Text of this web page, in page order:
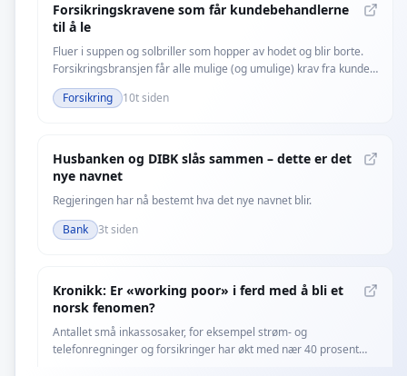
Forsikringskravene som får kundebehandlerne
til å le
Fluer i suppen og solbriller som hopper av hodet og blir borte.
Forsikringsbransjen får alle mulige (og umulige) krav fra kunder
som returnerer fra sommerferie.
Forsikring 10t siden
Husbanken og DIBK slås sammen – dette er det
nye navnet
Regjeringen har nå bestemt hva det nye navnet blir.
Bank
3t siden
Kronikk: Er «working poor» i ferd med å bli et
norsk fenomen?
Antallet små inkassosaker, for eksempel strøm- og
telefonregninger og forsikringer har økt med nær 40 prosent